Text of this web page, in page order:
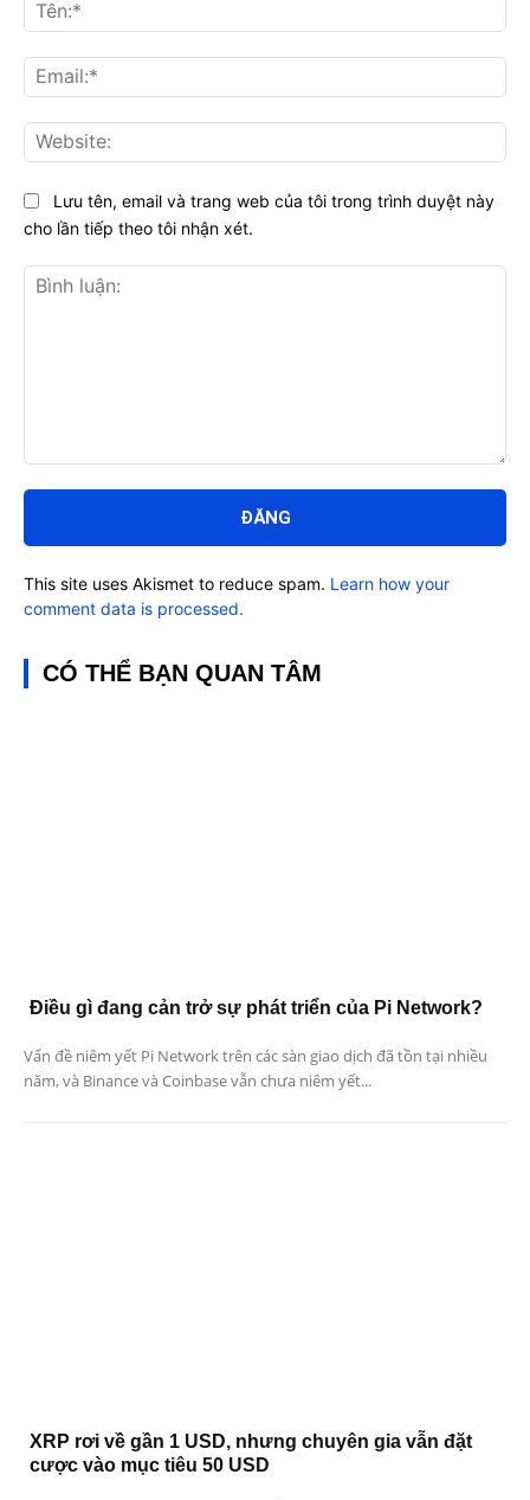
luận:
Lưu tên, email và trang web của tôi trong trình duyệt này
cho lần tiếp theo tôi nhận xét.
This site uses Akismet to reduce spam. Learn how your
comment data is processed.
CÓ THỂ BẠN QUAN TÂM
Điều gì đang cản trở sự phát triển của Pi Network?
Vấn đề niêm yết Pi Network trên các sàn giao dịch đã tồn tại nhiều
năm, và Binance và Coinbase vẫn chưa niêm yết...
XRP rơi về gần 1 USD, nhưng chuyên gia vẫn đặt
cược vào mục tiêu 50 USD